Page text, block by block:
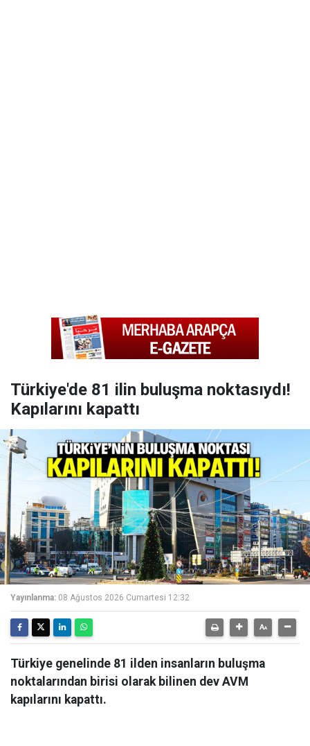
Türkiye'de 81 ilin buluşma noktasıydı!
Kapılarını kapattı
Yayınlanma: 08 Ağustos 2026 Cumartesi 12:32
Türkiye genelinde 81 ilden insanların buluşma
noktalarından birisi olarak bilinen dev AVM
kapılarını kapattı.